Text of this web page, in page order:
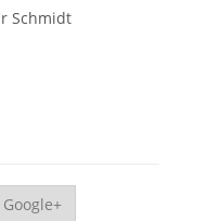
Schmidt
Google+